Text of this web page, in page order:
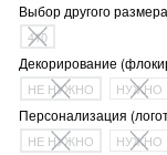
Выбор другого размера
410
Декорирование
НЕ НУЖНО НУЖНО
Персонализация
НЕ НУЖНО НУЖНО